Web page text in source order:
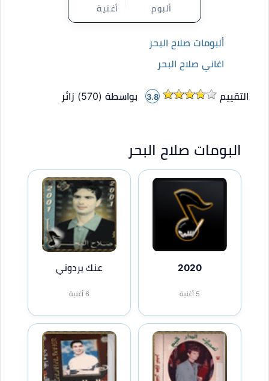
ألبوم أغنية
ألبومات صلاح البحر
اغاني صلاح البحر
التقييم 3.8 بواسطة (570
) زائر
البومات صلاح البحر
2020
5 أغنية
عنك يردوني
6 أغنية